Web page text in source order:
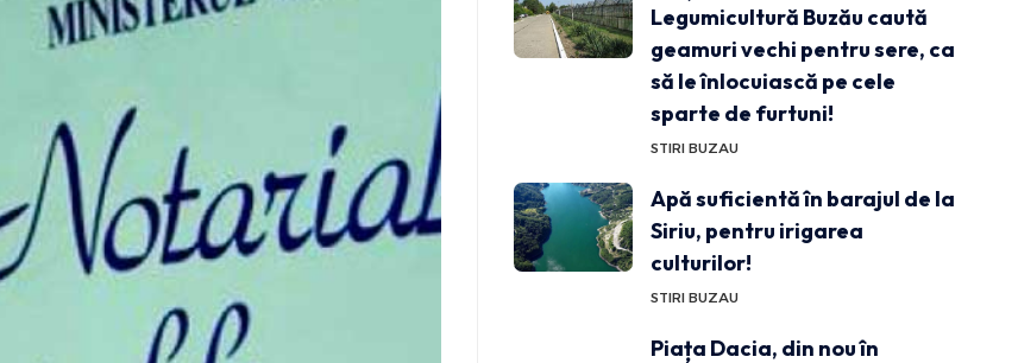
Legumicultură Buzău caută
geamuri vechi pentru sere, ca
să le înlocuiască pe cele
sparte de furtuni!
STIRI BUZAU
Apă suficientă în barajul de la
Siriu, pentru irigarea
culturilor!
STIRI BUZAU
Piața Dacia, din nou în